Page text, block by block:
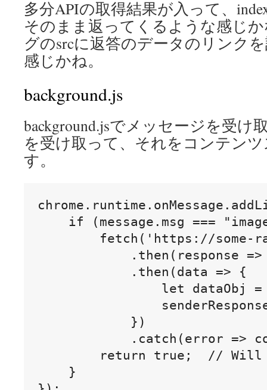
多分APIの取得結果が入って、
そのまま返ってくるような感じ
グのsrcに返答のデータのリンク
感じかね。
background.js
background.jsでメッセージを受け
を受け取って、それをコンテン
す。
if (message.msg ===
fetch('https://some-
.then(response
            .then(data => {
let dataObj
            })
.catch(error =>
return true;  //
    }